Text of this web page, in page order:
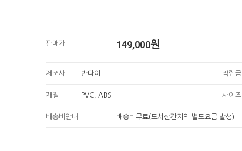
판매가 149,000원
제조사 반다이 적립금
재질 PVC, ABS 사이즈
배송비안내 배송비무료(도서산간지역 별도요금 발생)